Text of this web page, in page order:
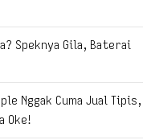
Speknya Gila, Baterai
Nggak Cuma Jual Tipis,
Oke!